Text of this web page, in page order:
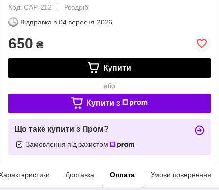
Код: CAP-212
Роздріб
Відправка з 04 вересня 2026
650 ₴
Купити
або
Купити з
Що таке купити з Пром?
Замовлення під захистом
Доставка Оплата Умови повернення